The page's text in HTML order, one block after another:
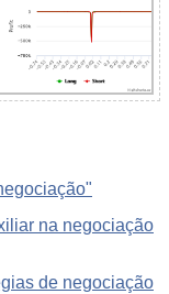
na negociação
de negociação